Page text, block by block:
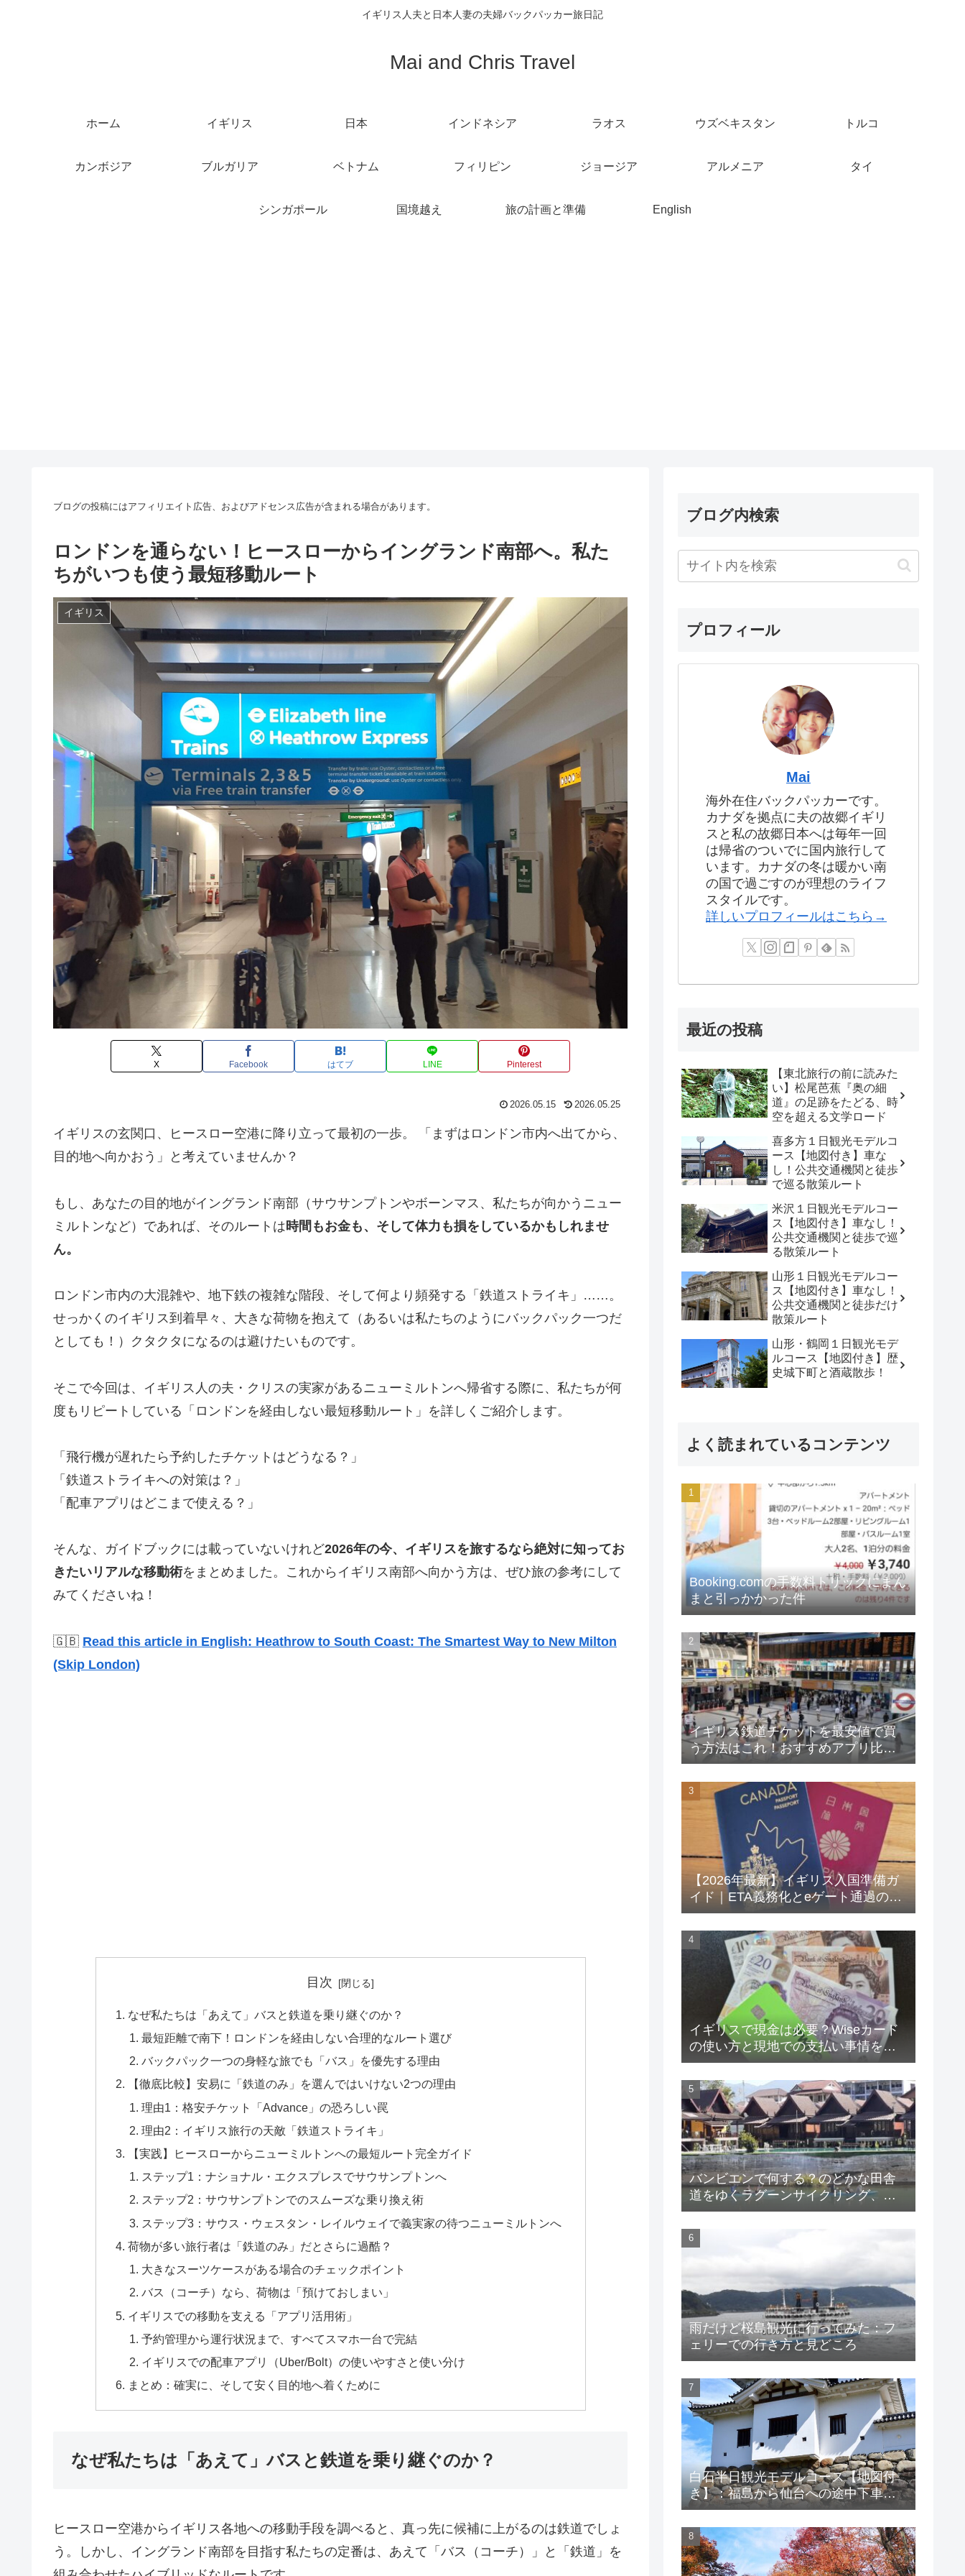
イギリス人夫と日本人妻の夫婦バックパッカー旅日記
Mai and Chris Travel
ホーム イギリス 日本 インドネシア ラオス ウズベキスタン トルコ
カンボジア ブルガリア ベトナム フィリピン ジョージア アルメニア タイ
シンガポール 国境越え 旅の計画と準備 English
ブログの投稿にはアフィリエイト広告、およびアドセンス広告が含まれる場合があります。
ロンドンを通らない！ヒースローからイングランド南部へ。私た
ちがいつも使う最短移動ルート
イギリス
X Facebook はてブ LINE Pinterest
2026.05.15 2026.05.25
イギリスの玄関口、ヒースロー空港に降り立って最初の一歩。 「まずはロンドン市内へ出てから、
目的地へ向かおう」と考えていませんか？
もし、あなたの目的地がイングランド南部（サウサンプトンやボーンマス、私たちが向かうニュー
ミルトンなど）であれば、そのルートは 時間もお金も、そして体力も損をしているかもしれませ
ん。
ロンドン市内の大混雑や、地下鉄の複雑な階段、そして何より頻発する「鉄道ストライキ」……。
せっかくのイギリス到着早々、大きな荷物を抱えて（あるいは私たちのようにバックパック一つだ
としても！）クタクタになるのは避けたいものです。
そこで今回は、イギリス人の夫・クリスの実家があるニューミルトンへ帰省する際に、私たちが何
度もリピートしている「ロンドンを経由しない最短移動ルート」を詳しくご紹介します。
「飛行機が遅れたら予約したチケットはどうなる？」
「鉄道ストライキへの対策は？」
「配車アプリはどこまで使える？」
そんな、ガイドブックには載っていないけれど2026年の今、イギリスを旅するなら絶対に知ってお
きたいリアルな移動術をまとめました。これからイギリス南部へ向かう方は、ぜひ旅の参考にして
みてくださいね！
🇬🇧 Read this article in English: Heathrow to South Coast: The Smartest Way to New Milton
(Skip London)
目次
なぜ私たちは「あえて」バスと鉄道を乗り継ぐのか？
最短距離で南下！ロンドンを経由しない合理的なルート選び
バックパック一つの身軽な旅でも「バス」を優先する理由
【徹底比較】安易に「鉄道のみ」を選んではいけない2つの理由
理由1：格安チケット「Advance」の恐ろしい罠
理由2：イギリス旅行の天敵「鉄道ストライキ」
【実践】ヒースローからニューミルトンへの最短ルート完全ガイド
ステップ1：ナショナル・エクスプレスでサウサンプトンへ
ステップ2：サウサンプトンでのスムーズな乗り換え術
ステップ3：サウス・ウェスタン・レイルウェイで義実家の待つニューミルトンへ
荷物が多い旅行者は「鉄道のみ」だとさらに過酷？
大きなスーツケースがある場合のチェックポイント
バス（コーチ）なら、荷物は「預けておしまい」
イギリスでの移動を支える「アプリ活用術」
予約管理から運行状況まで、すべてスマホ一台で完結
イギリスでの配車アプリ（Uber/Bolt）の使いやすさと使い分け
まとめ：確実に、そして安く目的地へ着くために
なぜ私たちは「あえて」バスと鉄道を乗り継ぐのか？
ヒースロー空港からイギリス各地への移動手段を調べると、真っ先に候補に上がるのは鉄道でしょ
う。しかし、イングランド南部を目指す私たちの定番は、あえて「バス（コーチ）」と「鉄道」を
ブログ内検索
プロフィール
Mai
海外在住バックパッカーです。
カナダを拠点に夫の故郷イギリ
スと私の故郷日本へは毎年一回
は帰省のついでに国内旅行して
います。カナダの冬は暖かい南
の国で過ごすのが理想のライフ
スタイルです。
詳しいプロフィールはこちら→
最近の投稿
【東北旅行の前に読みた
い】松尾芭蕉『奥の細
道』の足跡をたどる、時
空を超える文学ロード
喜多方１日観光モデルコ
ース【地図付き】車な
し！公共交通機関と徒歩
で巡る散策ルート
米沢１日観光モデルコー
ス【地図付き】車なし！
公共交通機関と徒歩で巡
る散策ルート
山形１日観光モデルコー
ス【地図付き】車なし！
公共交通機関と徒歩だけ
散策ルート
山形・鶴岡１日観光モデ
ルコース【地図付き】歴
史城下町と酒蔵散歩！
よく読まれているコンテンツ
Booking.comの手数料トリックにまん
まと引っかかった件
イギリス鉄道チケットを最安値で買
う方法はこれ！おすすめアプリ比較
と賢い使い分け術
【2026年最新】イギリス入国準備ガ
イド｜ETA義務化とeゲート通過のコ
ツ、取得したETAの確認方法
イギリスで現金は必要？Wiseカード
の使い方と現地での支払い事情を徹
底解説
バンビエンで何する？のどかな田舎
道をゆくラグーンサイクリング、西
岸エリアの静かな宿とおすすめグル
メ
雨だけど桜島観光に行ってみた：フ
ェリーでの行き方と見どころ
白石半日観光モデルコース【地図付
き】：福島から仙台への途中下車で
巡る見どころ